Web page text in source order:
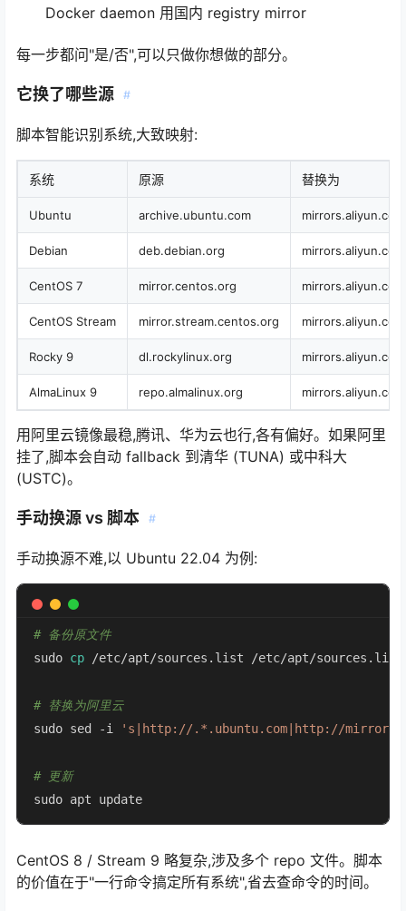
Docker daemon 用国内 registry mirror
每一步都问"是/否",可以只做你想做的部分。
它换了哪些源 #
脚本智能识别系统,大致映射:
系统 原源 替换为
Ubuntu archive.ubuntu.com
Debian deb.debian.org
CentOS 7 mirror.centos.org
CentOS Stream mirror.stream.centos.org
Rocky 9 dl.rockylinux.org
AlmaLinux 9 repo.almalinux.org
用阿里云镜像最稳,腾讯、华为云也行,各有偏好。如果阿里
挂了,脚本会自动 fallback 到清华 (TUNA) 或中科大
(USTC)。
手动换源 vs 脚本 #
手动换源不难,以 Ubuntu 22.04 为例:
# 备份原文件
sudo cp /etc/apt/sources.list /etc/apt/
# 替换为阿里云
sudo sed -i
's|http://.*.ubuntu.com|http://
# 更新
sudo apt update
CentOS 8 / Stream 9 略复杂,涉及多个 repo 文件。脚本
的价值在于"一行命令搞定所有系统",省去查命令的时间。